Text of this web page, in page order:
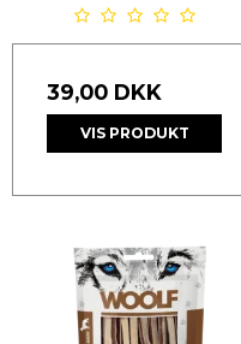
39,00 DKK
VIS PRODUKT